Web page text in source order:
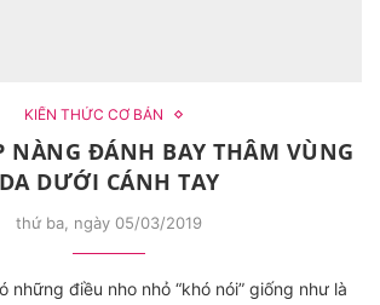
KIẾN THỨC CƠ BẢN
NÀNG ĐÁNH BAY THÂM VÙNG
DA DƯỚI CÁNH TAY
thứ ba, ngày 05/03/2019
những điều nho nhỏ “khó nói” giống như là